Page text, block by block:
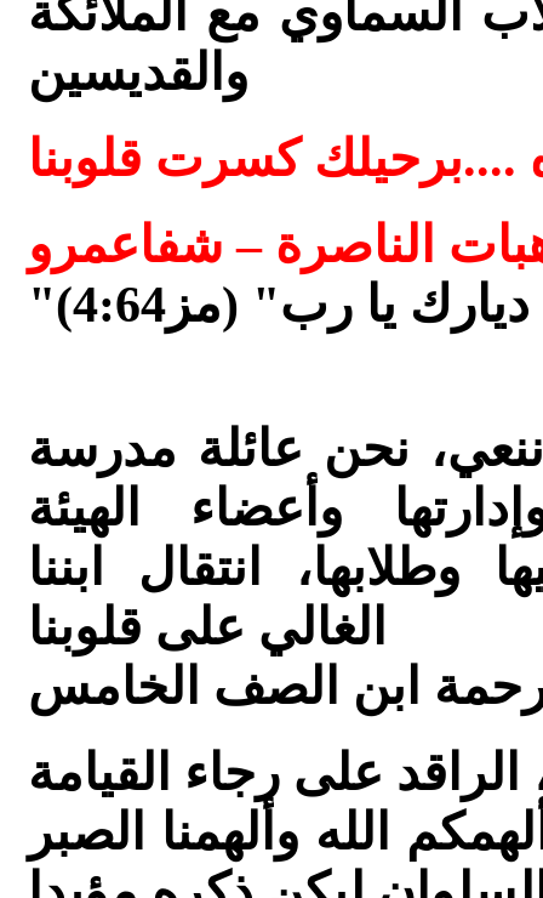
السماوي مع الملائكة
والقديسين
....برحيلك كسرت قلوبنا
الناصرة – شفاعمرو
يا رب" (مز4:64)
نحن عائلة مدرسة
وأعضاء الهيئة
وطلابها، انتقال ابننا
رحمة ابن الصف الخامس
الله وألهمنا الصبر